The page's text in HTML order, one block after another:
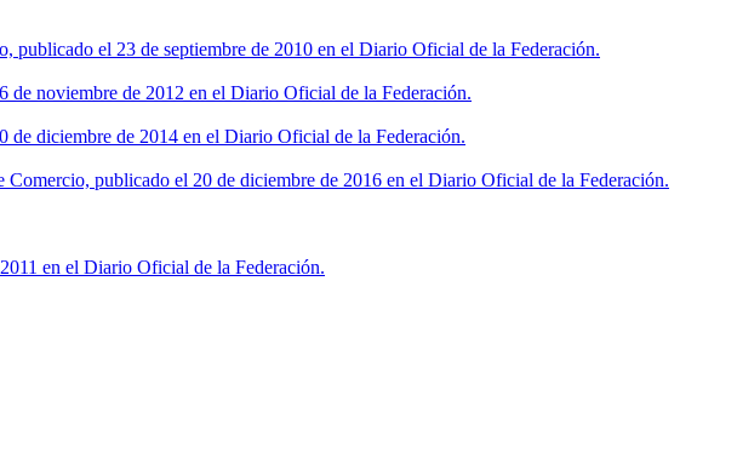
publicado el 23 de septiembre de 2010 en el Diario Oficial de la Federación.
noviembre de 2012 en el Diario Oficial de la Federación.
diciembre de 2014 en el Diario Oficial de la Federación.
publicado el 20 de diciembre de 2016 en el Diario Oficial de la Federación.
en el Diario Oficial de la Federación.